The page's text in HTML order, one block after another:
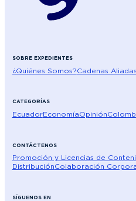
SOBRE EXPEDIENTES
¿Quiénes Somos?Cadenas Aliadas
CATEGORÍAS
EcuadorEconomíaOpinión
CONTÁCTENOS
Promoción y Licencias de
DistribuciónColaboración
SÍGUENOS EN